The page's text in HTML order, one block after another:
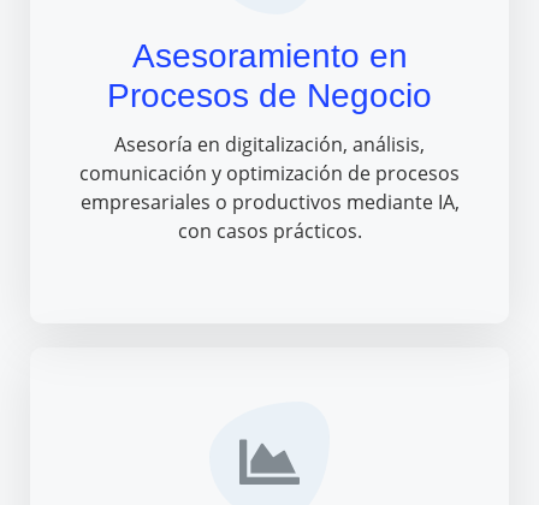
Asesoramiento en
Procesos de Negocio
Asesoría en digitalización, análisis,
comunicación y optimización de procesos
empresariales o productivos mediante IA,
con casos prácticos.